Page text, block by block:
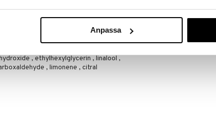
Anpassa
kaneli, samettikukka, mausteneilikka, setripuu,
, ethylhexylglycerin , linalool ,
, limonene , citral
alk.